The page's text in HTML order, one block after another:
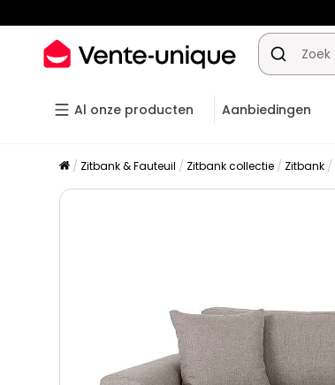
Al onze producten Aanbiedingen
Zitbank & Fauteuil Zitbank collectie Zitbank